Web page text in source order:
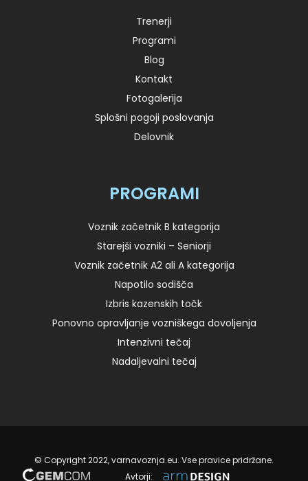
Trenerji
Programi
Blog
Kontakt
Fotogalerija
Splošni pogoji poslovanja
Delovnik
PROGRAMI
Voznik začetnik B kategorija
Starejši vozniki – Seniorji
Voznik začetnik A2 ali A kategorija
Napotilo sodišča
Izbris kazenskih točk
Ponovno opravljanje vozniškega dovoljenja
Intenzivni tečaj
Nadaljevalni tečaj
© Copyright 2022, varnavoznja.eu. Vse pravice pridržane.
Avtorji: